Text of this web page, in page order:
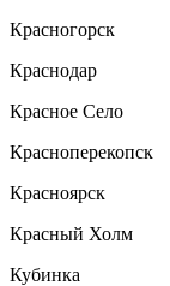
Красногорск
Краснодар
Красное Село
Красноперекопск
Красноярск
Красный Холм
Кубинка